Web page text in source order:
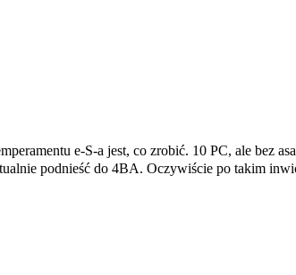
e-S-a jest, co zrobić. 10 PC, ale bez
podnieść do 4BA. Oczywiście po takim